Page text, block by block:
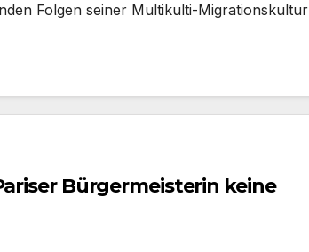
Folgen seiner Multikulti-Migrationskultur